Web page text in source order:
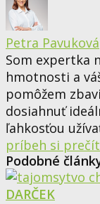
Petra Pavuková
Som expertka
hmotnosti a
pomôžem
dosiahnuť
ľahkosťou
príbeh si
Podobné
DARČEK